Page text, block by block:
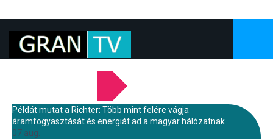
Példát mutat a Richter: Több mint felére vágja
áramfogyasztását és energiát ad a magyar hálózatnak
07 aug.